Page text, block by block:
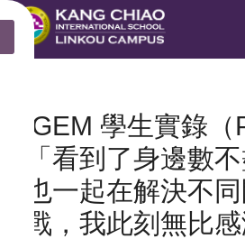
iGEM 學生實錄（
「看到了身邊數
也一起在解決不
戰，我此刻無比